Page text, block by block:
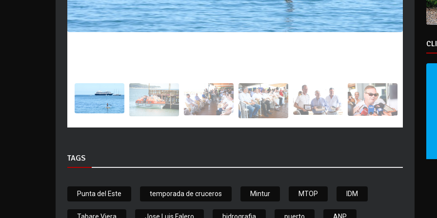
TAGS
Punta del Este temporada de cruceros Mintur MTOP IDM